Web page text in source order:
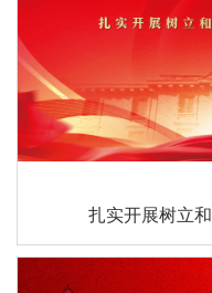
扎实开展树立